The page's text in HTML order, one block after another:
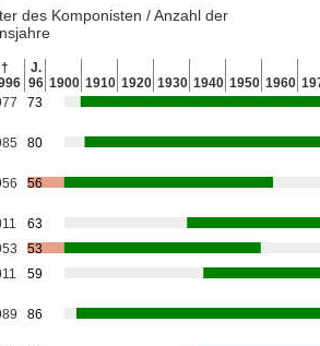
des Komponisten / Anzahl der
†
J.
96 1900 1910 1920 1930 1940 1950 1960
73
80
56
63
53
59
86